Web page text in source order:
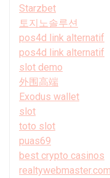
Starzbet
토지노솔루션
pos4d link alternatif
pos4d link alternatif
slot demo
外围高端
Exodus wallet
slot
toto slot
puas69
best crypto casinos
realtywebmaster.com